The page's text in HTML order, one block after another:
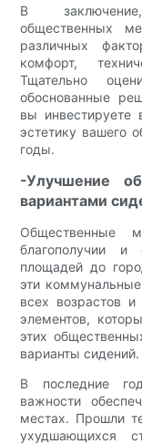
В
общественных
различных
комфорт,
Тщательно
обоснованные
вы инвестируете
эстетику вашего
годы.
-Улучшение
вариантами
Общественные
благополучии
площадей до
эти
всех возрастов
элементов,
этих
варианты сидений.
В последние
важности
местах. Прошли
ухудшающихся